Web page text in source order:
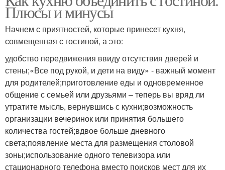
Плюсы и минусы
Начнем с приятностей, которые принесет кухня,
совмещенная с гостиной, а это:
удобство передвижения ввиду отсутствия дверей и
стены;«Все под рукой, и дети на виду» - важный момент
для родителей;приготовление еды и одновременное
общение с семьей или друзьями – теперь вы вряд ли
утратите мысль, вернувшись с кухни;возможность
организации вечеринок или принятия большего
количества гостей;вдвое больше дневного
света;появление места для размещения столовой
зоны;использование одного телевизора или
стационарного телефона вместо поисков мест для их